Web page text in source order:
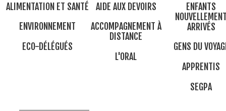
ALIMENTATION ET SANTÉ
ENVIRONNEMENT
ECO-DÉLÉGUÉS
AIDE AUX DEVOIRS
ACCOMPAGNEMENT À
DISTANCE
L'ORAL
ENFANTS
ARRIVÉS
GENS DU
APPRENTIS
SEGPA